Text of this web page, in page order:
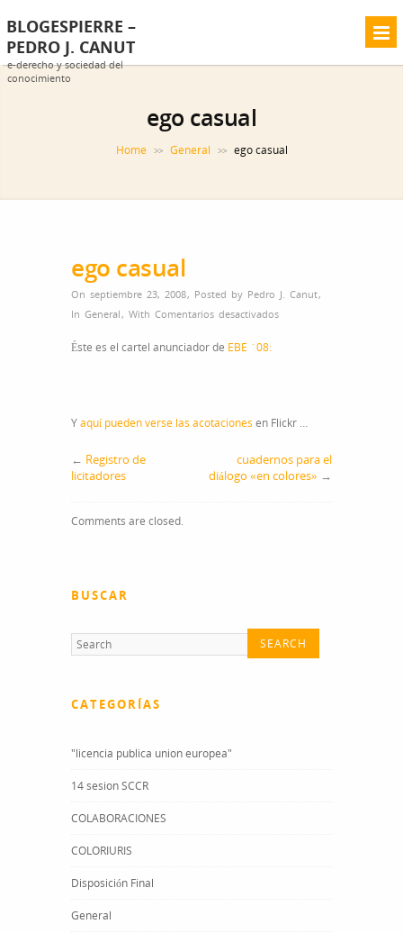
BLOGESPIERRE –
PEDRO J. CANUT
e-derecho y sociedad del
conocimiento
ego casual
Home >> General >> ego casual
ego casual
On septiembre 23, 2008, Posted by Pedro J. Canut,
In General, With Comentarios desactivadosen
Éste es el cartel anunciador de EBE `08:
Yaquí pueden verse las acotaciones en Flickr …
← Registro de
licitadores
cuadernos para el
diálogo «en colores» →
Comments are closed.
BUSCAR
CATEGORÍAS
"licencia publica union europea"
14 sesion SCCR
COLABORACIONES
COLORIURIS
Disposición Final
General